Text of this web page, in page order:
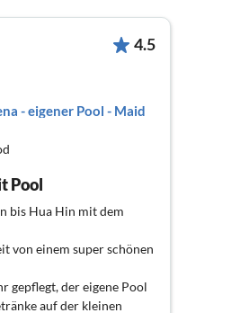
4.5
- eigener Pool - Maid
Pool
bis Hua Hin mit dem
von einem super schönen
gepflegt, der eigene Pool
auf der kleinen